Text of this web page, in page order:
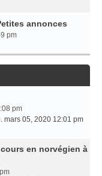
annonces
pm
pm
mars 05, 2020 12:01 pm
en norvégien à